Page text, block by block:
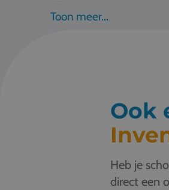
Toon meer...
Ook
Heb je
direct een